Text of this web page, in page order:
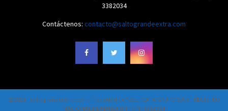
3382034
Contáctenos: contacto@saltograndeextra.com
@2021 - saltograndeextra.com. Propiedad de "DEL PLATA GRUPO S.A.S". REGISTRO
NACIONAL DE MARCA (INPI): N° 3382034